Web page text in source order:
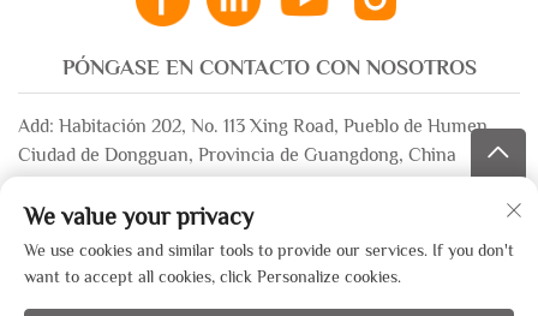
PÓNGASE EN CONTACTO CON NOSOTROS
Add: Habitación 202, No. 113 Xing Road, Pueblo de Humen,
Ciudad de Dongguan, Provincia de Guangdong, China
+86-13532483058
We value your privacy
We use cookies and similar tools to provide our services. If you don't
want to accept all cookies, click Personalize cookies.